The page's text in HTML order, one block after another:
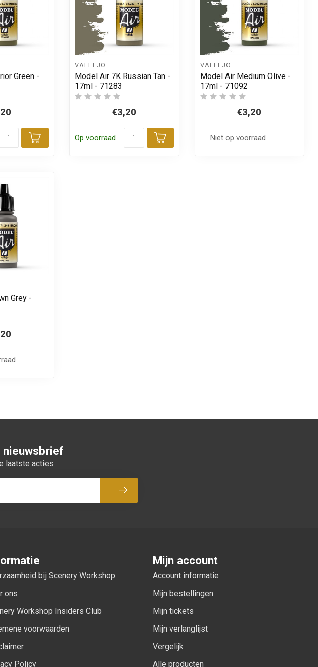
Green -
Toevoegen aan winkelwagen
VALLEJO
Model Air 7K Russian Tan -
17ml - 71283
€3,20
Op voorraad
Toevoegen aan winkelwagen
VALLEJO
Model Air Medium Olive -
17ml - 71092
€3,20
Niet op voorraad
Grey -
nieuwsbrief
laatste acties
Abonneer
bij Scenery Workshop
ons
Workshop Insiders Club
voorwaarden
Policy
Mijn account
Account informatie
Mijn bestellingen
Mijn tickets
Mijn verlanglijst
Vergelijk
Alle producten